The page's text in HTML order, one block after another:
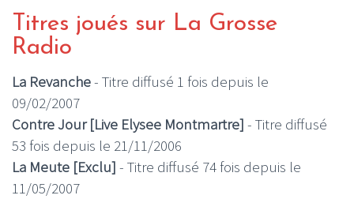
Titres joués sur La Grosse
Radio
La Revanche- Titre diffusé 1 fois depuis le
09/02/2007
Contre Jour [Live Elysee Montmartre] - Titre diffusé
53 fois depuis le 21/11/2006
La Meute [Exclu] - Titre diffusé 74 fois depuis le
11/05/2007